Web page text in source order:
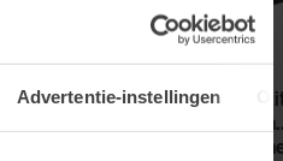
Advertentie-instellingen
Heine Beta
200
oogspiegel &
upgrade
oplaadbaar
handvat